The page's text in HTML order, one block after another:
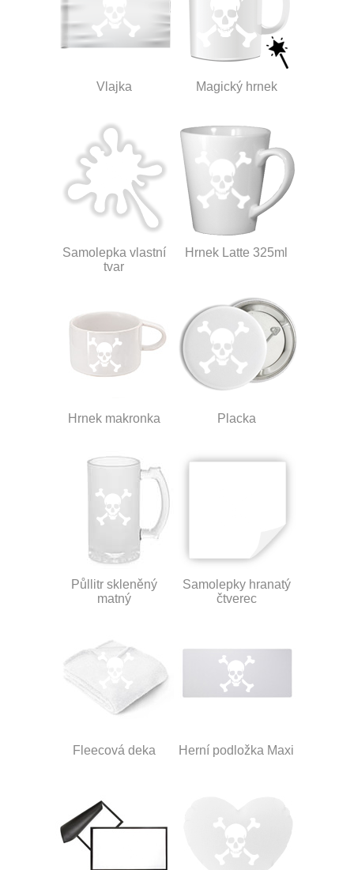
Vlajka Magický hrnek
Samolepka vlastní
tvar
Hrnek Latte 325ml
Hrnek makronka Placka
Půllitr skleněný
matný
Samolepky hranatý
čtverec
Fleecová deka Herní podložka Maxi